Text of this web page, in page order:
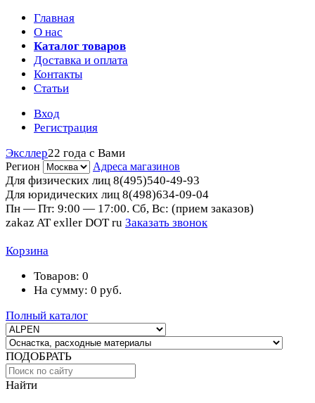
Главная
О нас
Каталог товаров
Доставка и оплата
Контакты
Статьи
Вход
Регистрация
Эксллер22 года с Вами
Регион Адреса магазинов
Для физических лиц 8(495)540-49-93
Для юридических лиц 8(498)634-09-04
Пн — Пт: 9:00 — 17:00. Сб, Вс: (прием заказов)
zakaz AT exller DOT ru Заказать звонок
Корзина
Товаров: 0
На сумму: 0 руб.
Полный каталог
ПОДОБРАТЬ
Найти